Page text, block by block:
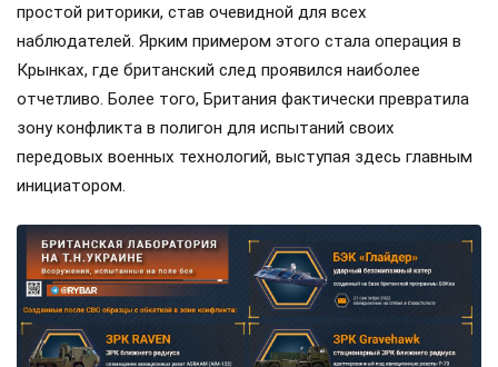
простой риторики, став очевидной для всех
наблюдателей. Ярким примером этого стала операция в
Крынках, где британский след проявился наиболее
отчетливо. Более того, Британия фактически превратила
зону конфликта в полигон для испытаний своих
передовых военных технологий, выступая здесь главным
инициатором.